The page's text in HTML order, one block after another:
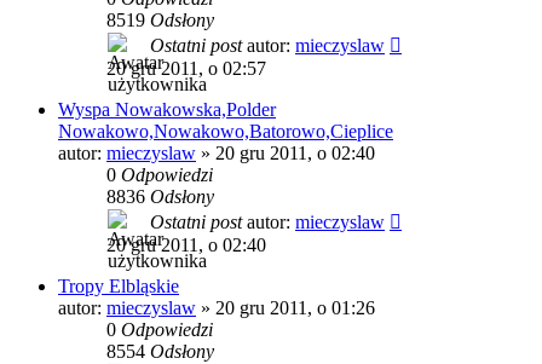
8519 Odsłony
Ostatni postautor: mieczyslaw
20 gru 2011, o 02:57
Wyspa Nowakowska,Polder
Nowakowo,Nowakowo,Batorowo,Cieplice
autor: mieczyslaw » 20 gru 2011, o 02:40
0 Odpowiedzi
8836 Odsłony
Ostatni postautor: mieczyslaw
20 gru 2011, o 02:40
Tropy Elbląskie
autor: mieczyslaw » 20 gru 2011, o 01:26
0 Odpowiedzi
8554 Odsłony